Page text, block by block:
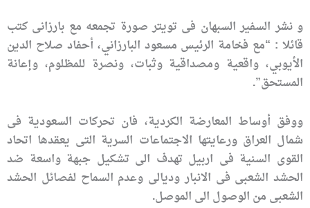
و نشر السفیر السبهان فی تویتر صورة تجمعه مع بارزانی کتب
قائلا : “مع فخامة الرئیس مسعود البارزاني، أحفاد صلاح الدین
الأيوبي، واقعیة ومصداقیة وثبات، ونصرة للمظلوم، وإعانة
المستحق”.
ووفق أوساط المعارضة الكردیة، فان تحرکات السعودیة فی
شمال العراق ورعایتها الاجتماعات السریة التی یعقدها اتحاد
القوى السنیة فی اربیل تهدف الى تشكیل جبهة واسعة ضد
الحشد الشعبی فی الانبار ودیالى وعدم السماح لفصائل الحشد
الشعبی من الوصول الى الموصل.